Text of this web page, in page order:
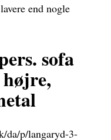
end nogle
sofa
da/p/langaryd-3-